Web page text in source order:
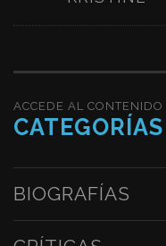
ACCEDE AL CONTENIDO
CATEGORÍAS
BIOGRAFÍAS